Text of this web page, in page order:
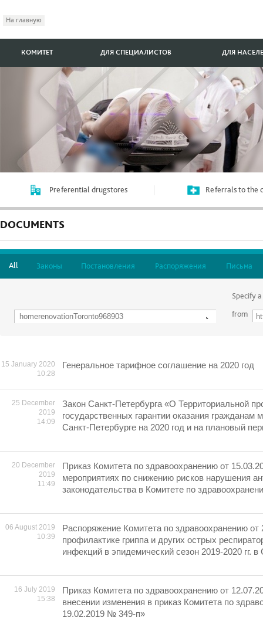
На главную
КОМИТЕТ ДЛЯ СПЕЦИАЛИСТОВ ДЛЯ
Preferential drugstores Referrals to the
DOCUMENTS
All Законы Постановления Распоряжения Письма
Specify
from
15 January 2020
10:28
Генеральное тарифное соглашение на 2020 год
25 December
2019
14:09
Закон Санкт-Петербурга «О Территориальной
государственных гарантии оказания
Санкт-Петербурге на 2020 год и на плановый
20 December
2019
11:49
Приказ Комитета по здравоохранению от
мероприятиях по снижению рисков нарушения
законодательства в Комитете по
06 August 2019
10:39
Распоряжение Комитета по здравоохранению
профилактике гриппа и других острых
инфекций в эпидемический сезон 2019-2020 гг. в
16 July 2019
15:38
Приказ Комитета по здравоохранению от
внесении изменения в приказ Комитета по
19.02.2019 № 349-п»